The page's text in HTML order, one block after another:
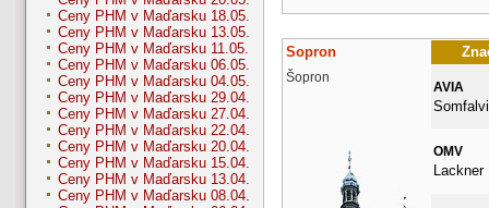
Ceny PHM v Maďarsku 18.05.
Ceny PHM v Maďarsku 13.05.
Ceny PHM v Maďarsku 11.05.
Ceny PHM v Maďarsku 06.05.
Ceny PHM v Maďarsku 04.05.
Ceny PHM v Maďarsku 29.04.
Ceny PHM v Maďarsku 27.04.
Ceny PHM v Maďarsku 22.04.
Ceny PHM v Maďarsku 20.04.
Ceny PHM v Maďarsku 15.04.
Ceny PHM v Maďarsku 13.04.
Ceny PHM v Maďarsku 08.04.
Sopron
Šopron
AVIA
OMV